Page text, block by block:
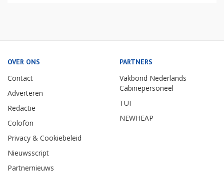
OVER ONS
Contact
Adverteren
Redactie
Colofon
Privacy & Cookiebeleid
Nieuwsscript
Partnernieuws
PARTNERS
Vakbond Nederlands
Cabinepersoneel
TUI
NEWHEAP